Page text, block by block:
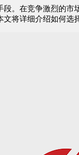
。在竞争激烈的
将详细介绍如何选